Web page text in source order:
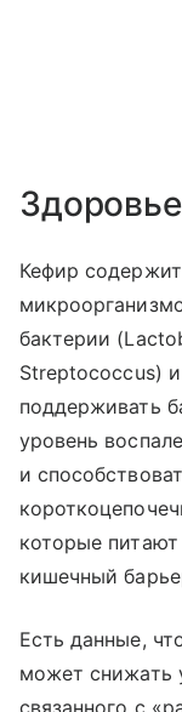
Кефир
бактерии
Streptococcus)
поддерживать
уровень
и
которые
кишечный
Есть данные,
может снижать
связанного с